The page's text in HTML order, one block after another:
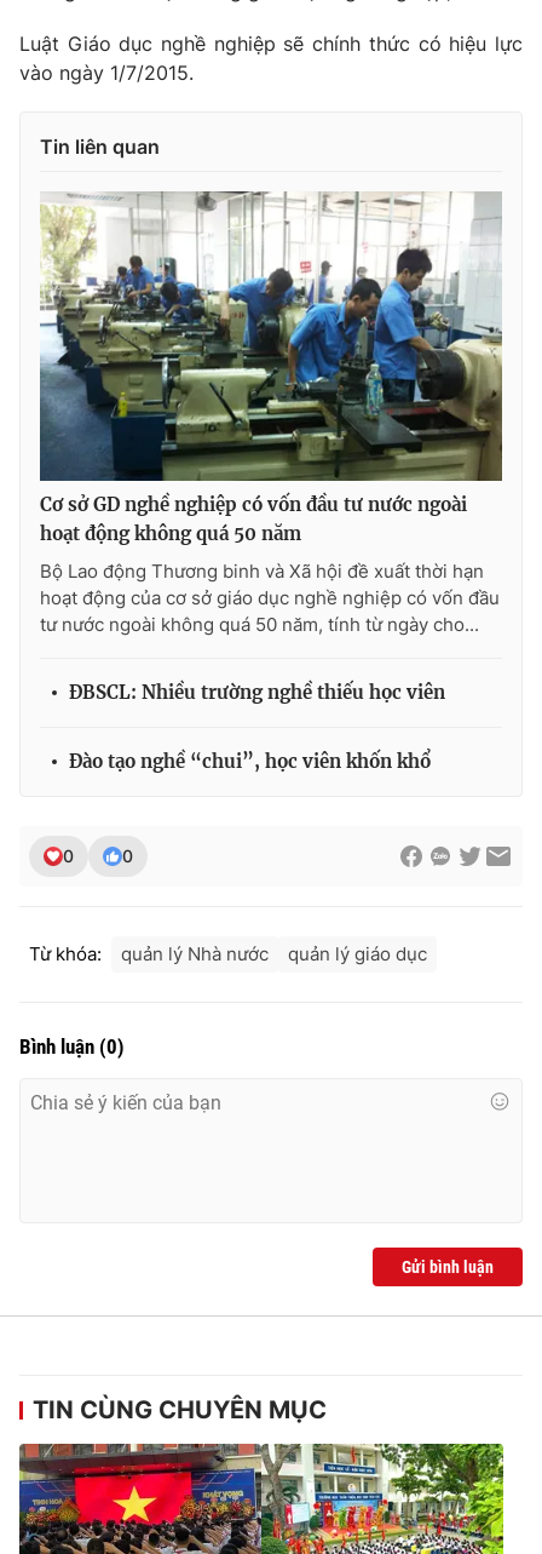
Email:toasoan@vtv.vn
Liên hệ quảng cáo:024-7300.7108
® Cấm sao chép dưới mọi hình thức nếu không có sự chấp
thuận bằng văn bản. Ghi rõ nguồn VTV.vn khi phát hành lại
thông tin từ website này.
Luật Giáo dục nghề nghiệp sẽ chính thức có hiệu lực
vào ngày 1/7/2015.
Tin liên quan
Cơ sở GD nghề nghiệp có vốn đầu tư nước ngoài
hoạt động không quá 50 năm
Bộ Lao động Thương binh và Xã hội đề xuất thời hạn
hoạt động của cơ sở giáo dục nghề nghiệp có vốn đầu
tư nước ngoài không quá 50 năm, tính từ ngày cho...
ĐBSCL: Nhiều trường nghề thiếu học viên
Đào tạo nghề “chui”, học viên khốn khổ
0 0
Từ khóa: quản lý Nhà nước quản lý giáo dục
Bình luận (0)
Gửi bình luận
TIN CÙNG CHUYÊN MỤC